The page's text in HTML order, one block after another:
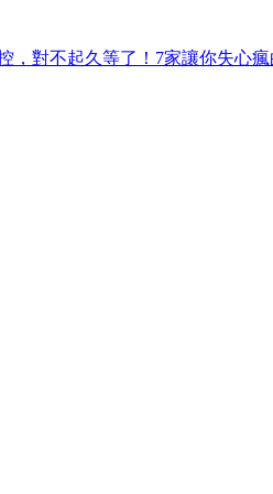
，對不起久等了！7家讓你失心